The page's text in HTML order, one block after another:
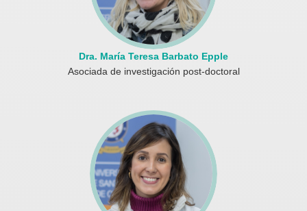
Dra. María Teresa Barbato Epple
Asociada de investigación post-doctoral